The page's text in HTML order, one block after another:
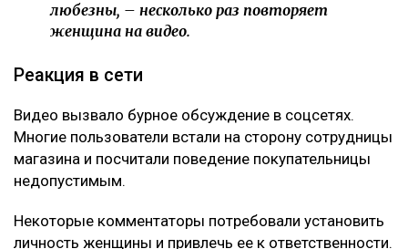
любезны, – несколько раз повторяет
женщина на видео.
Реакция в сети
Видео вызвало бурное обсуждение в соцсетях.
Многие пользователи встали на сторону сотрудницы
магазина и посчитали поведение покупательницы
недопустимым.
Некоторые комментаторы потребовали установить
личность женщины и привлечь ее к ответственности.